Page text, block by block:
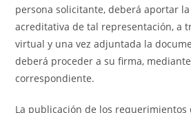
persona solicitante, deberá aportar
acreditativa de tal representación, a
virtual y una vez adjuntada la
deberá proceder a su firma,
correspondiente.
La publicación de los requerimientos